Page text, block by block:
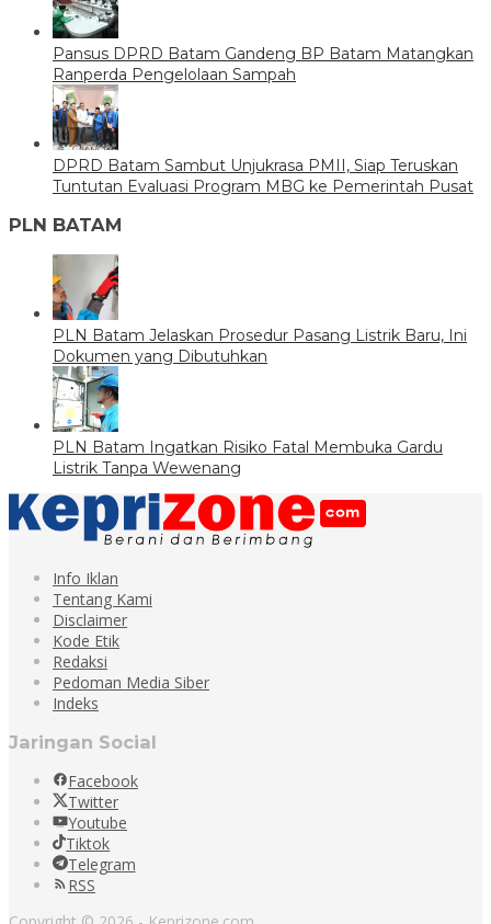
Pansus DPRD Batam Gandeng BP Batam Matangkan
Ranperda Pengelolaan Sampah
DPRD Batam Sambut Unjukrasa PMII, Siap Teruskan
Tuntutan Evaluasi Program MBG ke Pemerintah Pusat
PLN BATAM
PLN Batam Jelaskan Prosedur Pasang Listrik Baru, Ini
Dokumen yang Dibutuhkan
PLN Batam Ingatkan Risiko Fatal Membuka Gardu
Listrik Tanpa Wewenang
Info Iklan
Tentang Kami
Disclaimer
Kode Etik
Redaksi
Pedoman Media Siber
Indeks
Jaringan Social
Facebook
Twitter
Youtube
Tiktok
Telegram
RSS